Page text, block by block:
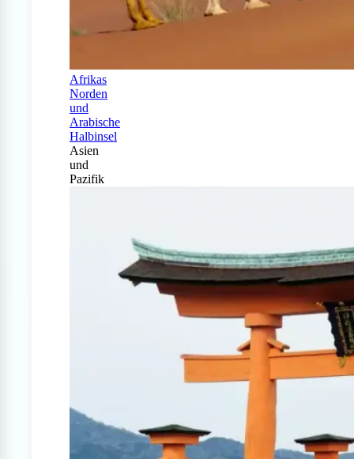
Afrikas
Norden
und
Arabische
Halbinsel
Asien
und
Pazifik